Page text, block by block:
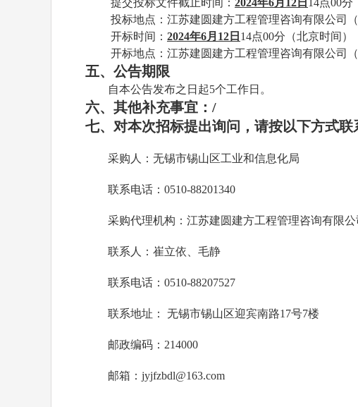
提交投标文件截止时间： 2024年6月 12 日 14点00分
投标地点： 江苏建圆建方工程管理咨询有限公司
开标时间： 2024年6月 12 日 14点00分（北京时间）
开标地点： 江苏建圆建方工程管理咨询有限公司
五、公告期限
自本公告发布之日起5个工作日。
六、其他补充事宜： /
七、对本次招标提出询问，请按以下方式联
采购人：无锡市锡山区工业和信息化局
联系电话： 0510-88201340
采购代理机构：江苏建圆建方工程管理咨询有限公
联系人：崔立依、毛静
联系电话： 0510-88207527
联系地址： 无锡市锡山区迎宾南路17号7楼
邮政编码： 214000
邮箱： jyjfzbdl@163.com